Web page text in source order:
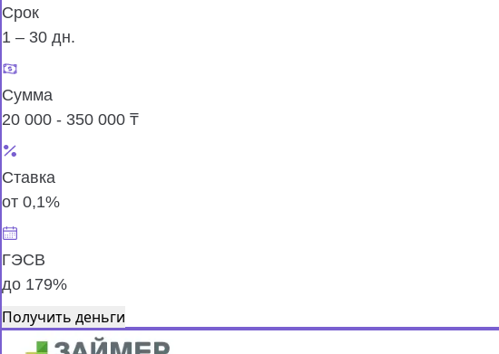
Срок
1 – 30 дн.
Сумма
20 000 - 350 000 ₸
Ставка
от 0,1%
ГЭСВ
до 179%
Получить деньги